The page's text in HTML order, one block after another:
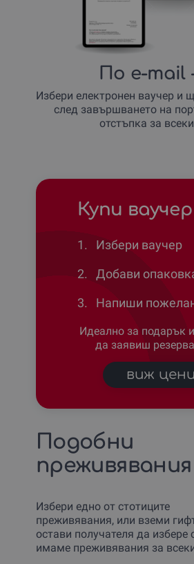
По e-mail
Избери електронен ваучер и
след завършването на
отстъпка за
Купи ваучер
1.
Избери ваучер
2.
Добави
3.
Напиши
Идеално за подарък
да заявиш
виж
Подобни
преживявания
Избери едно от стотиците
преживявания, или вземи
остави получателя да избере
имаме преживявания за